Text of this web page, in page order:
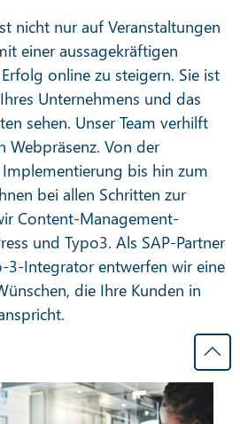
nicht nur auf Veranstaltungen
einer aussagekräftigen
online zu steigern. Sie ist
Unternehmens und das
sehen. Unser Team verhilft
Webpräsenz. Von der
bis hin zum
bei allen Schritten zur
Content-Management-
und Typo3. Als SAP-Partner
3-Integrator entwerfen wir eine
die Ihre Kunden in